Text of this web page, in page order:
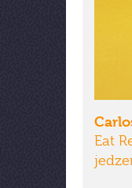
Eat